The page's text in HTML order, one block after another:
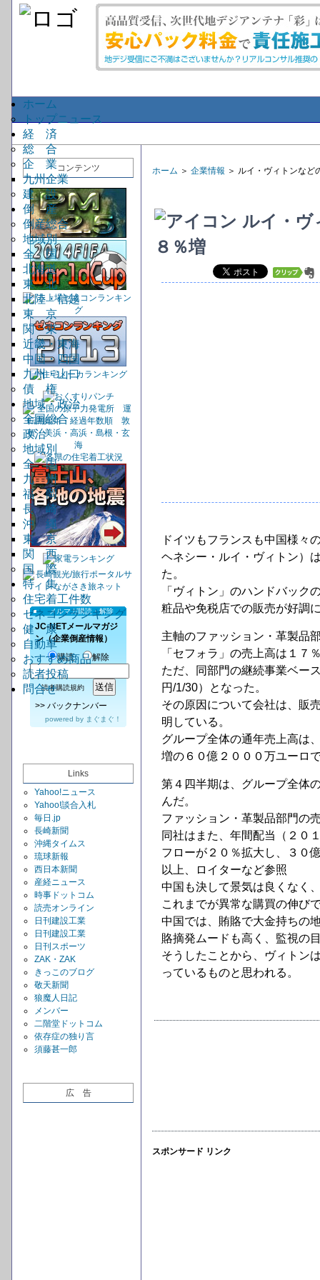
ホーム
トップニュース
経 済
総 合
企 業
九州企業
建 設
倒 産
倒産総合
地域別
全 国
北海道
東 北
北陸・信越
東 京
関 東
近畿・東海
中国・四国
九州・山口
債 権
地域・政治
全国総合
政治
地域別
全 国
九 州
福 岡
長 崎
沖 縄
東 京
関 西
国 際
特 集
住宅着工件数
ゼネコンランキング
健 康
自動車
おすすめ商品
読者投稿
問合せ
コンテンツ
メルマガ購読・解除
JC-NETメールマガジ
ン（企業倒産情報）
購読
解除
読者購読規約
>> バックナンバー
powered by まぐまぐ！
Links
Yahoo!ニュース
Yahoo!談合入札
毎日.jp
長崎新聞
沖縄タイムス
琉球新報
西日本新聞
産経ニュース
時事ドットコム
読売オンライン
日刊建設工業
日刊建設工業
日刊スポーツ
ZAK・ZAK
きっこのブログ
敬天新聞
狼魔人日記
メンバー
二階堂ドットコム
依存症の独り言
須藤甚一郎
広 告
ホーム ＞ 企業情報 ＞ ルイ・ヴィトンなど
ルイ・ヴ
８％増
ドイツもフランスも中国様々
ヘネシー・ルイ・ヴィトン）
た。
「ヴィトン」のハンドバック
粧品や免税店での販売が好調
主軸のファッション・革製品
「セフォラ」の売上高は１７
ただ、同部門の継続事業ベー
円/1/30）となった。
その原因について会社は、販
明している。
グループ全体の通年売上高は
増の６０億２０００万ユーロ
第４四半期は、グループ全体
んだ。
ファッション・革製品部門の
同社はまた、年間配当（２０
フローが２０％拡大し、３０
以上、ロイターなど参照
中国も決して景気は良くなく
これまでが異常な購買の伸び
中国では、賄賂で大金持ちの
賂摘発ムードも高く、監視の
そうしたことから、ヴィトン
っているものと思われる。
スポンサード リンク